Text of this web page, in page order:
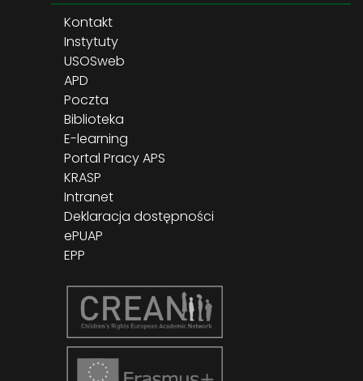
Kontakt
Instytuty
USOSweb
APD
Poczta
Biblioteka
E-learning
Portal Pracy APS
KRASP
Intranet
Deklaracja dostępności
ePUAP
EPP